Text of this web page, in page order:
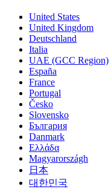
United States
United Kingdom
Deutschland
Italia
UAE (GCC Region)
España
France
Portugal
Česko
Slovensko
България
Danmark
Ελλάδα
Magyarországh
日本
대한민국